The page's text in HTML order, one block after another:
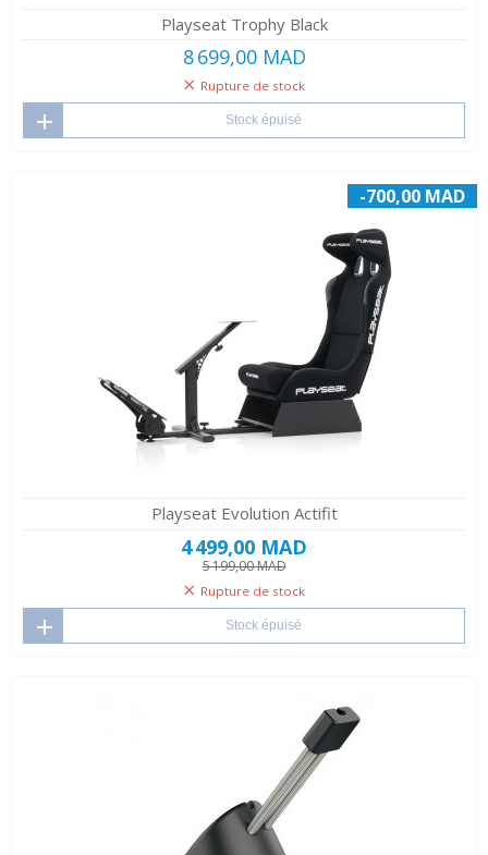
Playseat Trophy Black
8 699,00 MAD
Rupture de stock
Stock épuisé
-700,00 MAD
Playseat Evolution Actifit
4 499,00 MAD
5 199,00 MAD
Rupture de stock
Stock épuisé